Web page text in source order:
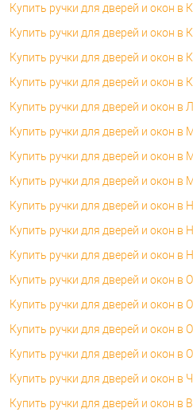
Купить ручки для дверей и окон в
Купить ручки для дверей и окон в
Купить ручки для дверей и окон в
Купить ручки для дверей и окон в
Купить ручки для дверей и окон в
Купить ручки для дверей и окон в
Купить ручки для дверей и окон в
Купить ручки для дверей и окон в
Купить ручки для дверей и окон в
Купить ручки для дверей и окон в
Купить ручки для дверей и окон в
Купить ручки для дверей и окон в
Купить ручки для дверей и окон в
Купить ручки для дверей и окон в
Купить ручки для дверей и окон в
Купить ручки для дверей и окон в
Купить ручки для дверей и окон в